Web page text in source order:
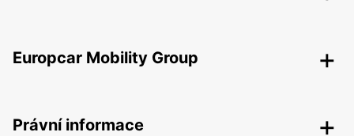
Europcar Mobility Group
Právní informace